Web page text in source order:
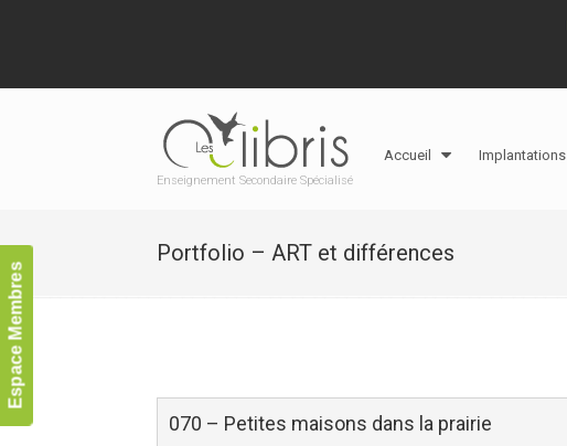
Espace Membres
Enseignement Secondaire Spécialisé
Accueil Implantations
Portfolio – ART et différences
070 – Petites maisons dans la prairie